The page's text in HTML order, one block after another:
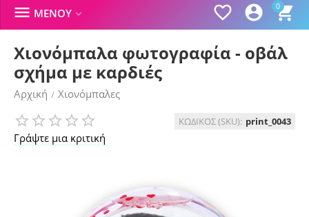
0



 ΜΕΝΟΎ 
Χιονόμπαλα φωτογραφία - οβάλ
σχήμα με καρδιές
Αρχική / Χιονόμπαλες
Γράψτε μια κριτική
ΚΩΔΙΚΟΣ (SKU): print_0043